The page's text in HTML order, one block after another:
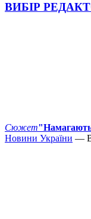
ВИБІР
Сюжет
Новини України —